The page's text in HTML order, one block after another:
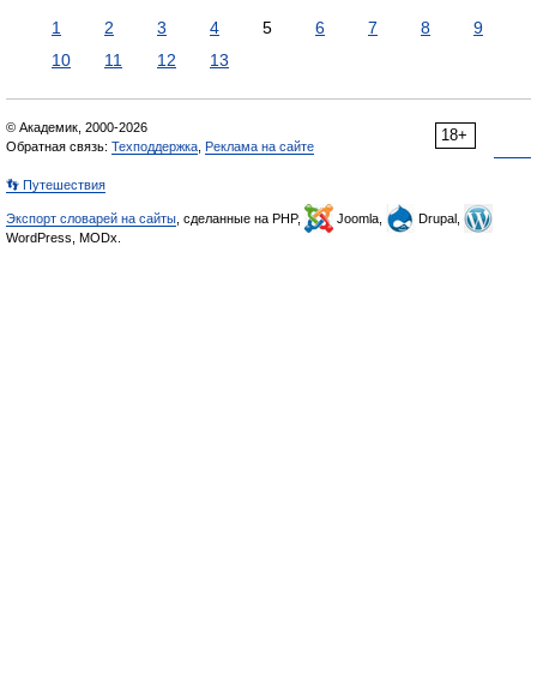
1 2 3 4 5 6 7 8
9
10
11 12 13
18+
© Академик, 2000-2026
Обратная связь: Техподдержка Реклама на сайте
👣 Путешествия
Экспорт словарей на сайты , сделанные на PHP, Joomla,
Drupal,
WordPress, MODx.